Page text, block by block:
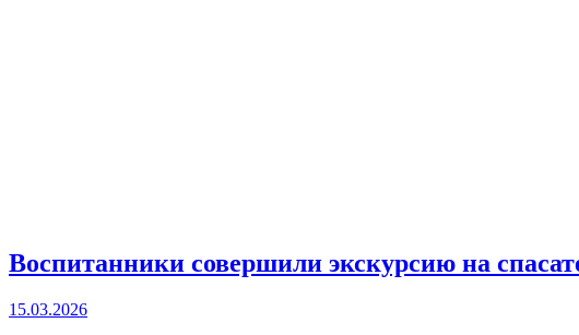
Воспитанники совершили экскурсию на
15.03.2026